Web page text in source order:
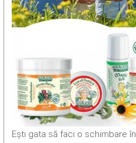
Ești gata să faci o schimbare